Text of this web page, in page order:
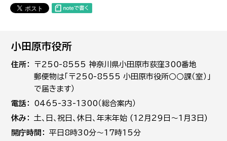
小田原市役所
住所
〒250-8555 神奈川県小田原市荻窪300番地
郵便物は「〒250-8555 小田原市役所○○課（室）」
で届きます）
電話
0465-33-1300（総合案内）
休み
土､日､祝日、休日、年末年始 (12月29日～1月3日)
開庁時間
平日8時30分～17時15分